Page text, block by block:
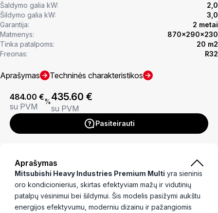
Šaldymo galia kW:
2,0
Šildymo galia kW:
3,0
Garantija:
2 metai
Matmenys:
870x290x230
Tinka patalpoms:
20 m2
Freonas:
R32
Aprašymas Techninės charakteristikos
484.00 €
su PVM
%435.60 €
su PVM
Pasiteirauti
Aprašymas
Mitsubishi Heavy Industries Premium Multi yra sieninis
oro kondicionierius, skirtas efektyviam mažų ir vidutinių
patalpų vėsinimui bei šildymui. Šis modelis pasižymi aukštu
energijos efektyvumu, moderniu dizainu ir pažangiomis